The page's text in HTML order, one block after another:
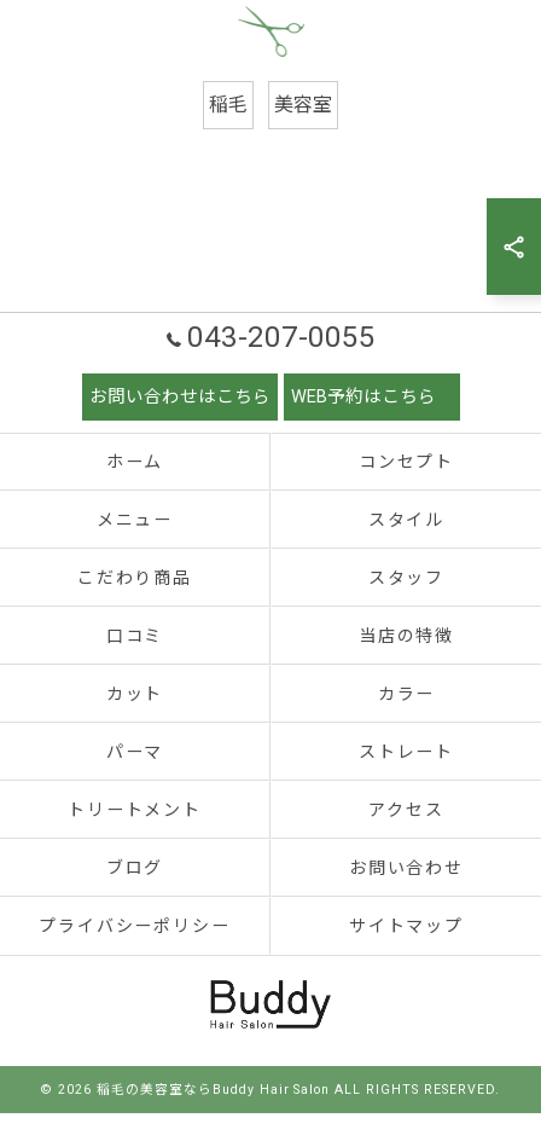
稲毛 美容室
043-207-0055
お問い合わせはこちら WEB予約はこちら
ホーム コンセプト
メニュー スタイル
こだわり商品 スタッフ
口コミ 当店の特徴
カット カラー
パーマ ストレート
トリートメント アクセス
ブログ お問い合わせ
プライバシーポリシー サイトマップ
© 2026 稲毛の美容室ならBuddy Hair Salon ALL RIGHTS RESERVED.